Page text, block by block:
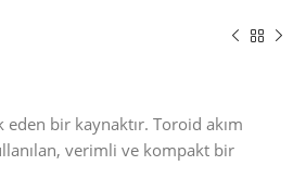
bir kaynaktır. Toroid akım
verimli ve kompakt bir